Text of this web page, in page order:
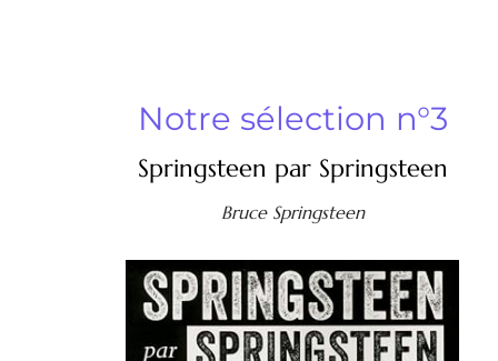
Notre sélection n°3
Springsteen par Springsteen
Bruce Springsteen